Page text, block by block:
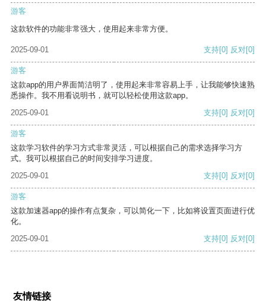
游客
这款软件的功能非常强大，使用起来非常方便。
2025-09-01 支持[0] 反对[0]
游客
这款app的用户界面简洁明了，使用起来非常容易上手，让我能够快速熟
悉操作。我不用看说明书，就可以轻松使用这款app。
2025-09-01
支持[0] 反对[0]
游客
这款学习软件的学习方式非常灵活，可以根据自己的需求选择学习方
式。我可以根据自己的时间安排学习进度。
2025-09-01
支持[0] 反对[0]
游客
这款加速器app的操作有点复杂，可以简化一下，比如将设置页面进行优
化。
2025-09-01
支持[0] 反对[0]
友情链接